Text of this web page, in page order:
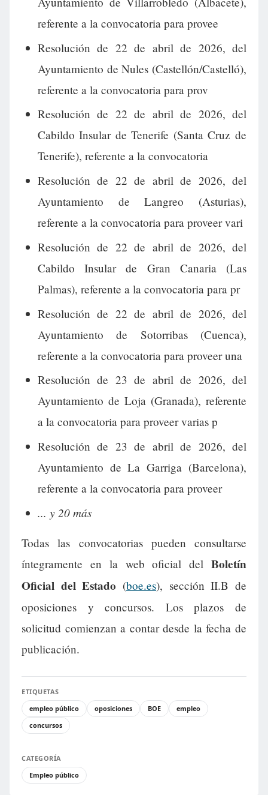
referente a la convocatoria para provee
Resolución de 22 de abril de 2026, del
Ayuntamiento de Nules (Castellón/Castelló),
referente a la convocatoria para prov
Resolución de 22 de abril de 2026, del
Cabildo Insular de Tenerife (Santa Cruz de
Tenerife), referente a la convocatoria
Resolución de 22 de abril de 2026, del
Ayuntamiento de Langreo (Asturias),
referente a la convocatoria para proveer vari
Resolución de 22 de abril de 2026, del
Cabildo Insular de Gran Canaria (Las
Palmas), referente a la convocatoria para pr
Resolución de 22 de abril de 2026, del
Ayuntamiento de Sotorribas (Cuenca),
referente a la convocatoria para proveer una
Resolución de 23 de abril de 2026, del
Ayuntamiento de Loja (Granada), referente
a la convocatoria para proveer varias p
Resolución de 23 de abril de 2026, del
Ayuntamiento de La Garriga (Barcelona),
referente a la convocatoria para proveer
... y 20 más
Todas las convocatorias pueden consultarse
íntegramente en la web oficial del Boletín
Oficial del Estado (boe.es), sección II.B de
oposiciones y concursos. Los plazos de
solicitud comienzan a contar desde la fecha de
publicación.
ETIQUETAS
empleo público
oposiciones BOE
empleo
concursos
CATEGORÍA
Empleo público